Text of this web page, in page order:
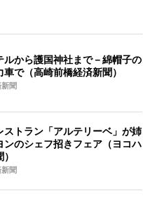
ルから護国神社まで－綿帽子の
で（高崎前橋経済新聞）
聞
ストラン「アルテリーベ」が姉
ンのシェフ招きフェア（ヨコハ
聞